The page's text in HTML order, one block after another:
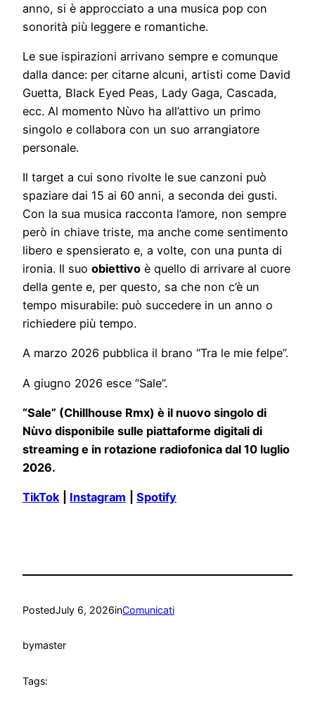
anno, si è approcciato a una musica pop con
sonorità più leggere e romantiche.
Le sue ispirazioni arrivano sempre e comunque
dalla dance: per citarne alcuni, artisti come David
Guetta, Black Eyed Peas, Lady Gaga, Cascada,
ecc. Al momento Nùvo ha all’attivo un primo
singolo e collabora con un suo arrangiatore
personale.
Il target a cui sono rivolte le sue canzoni può
spaziare dai 15 ai 60 anni, a seconda dei gusti.
Con la sua musica racconta l’amore, non sempre
però in chiave triste, ma anche come sentimento
libero e spensierato e, a volte, con una punta di
ironia. Il suo obiettivo è quello di arrivare al cuore
della gente e, per questo, sa che non c’è un
tempo misurabile: può succedere in un anno o
richiedere più tempo.
A marzo 2026 pubblica il brano “Tra le mie felpe”.
A giugno 2026 esce “Sale”.
“Sale” (Chillhouse Rmx) è il nuovo singolo di
Nùvo disponibile sulle piattaforme digitali di
streaming e in rotazione radiofonica dal 10 luglio
2026.
TikTok Instagram Spotify
PostedJuly 6, 2026inComunicati
bymaster
Tags: